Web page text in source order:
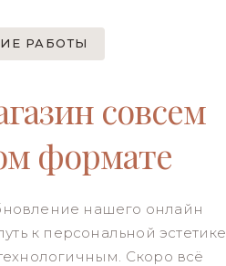
РАБОТЫ
совсем
формате
нашего онлайн
к персональной эстетике
Скоро всё